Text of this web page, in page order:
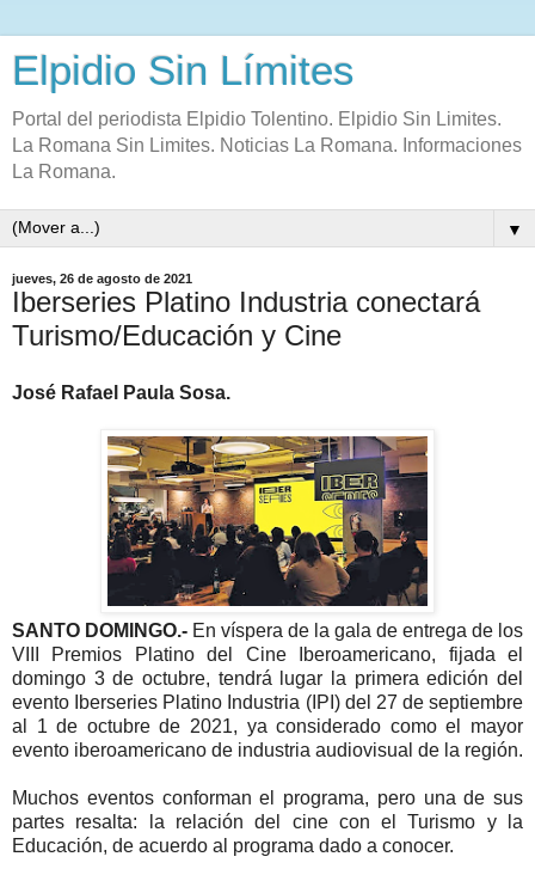
Elpidio Sin Límites
Portal del periodista Elpidio Tolentino. Elpidio Sin Limites.
La Romana Sin Limites. Noticias La Romana. Informaciones
La Romana.
▼
jueves, 26 de agosto de 2021
Iberseries Platino Industria conectará
Turismo/Educación y Cine
José Rafael Paula Sosa.
SANTO DOMINGO.- En víspera de la gala de entrega de los
VIII Premios Platino del Cine Iberoamericano, fijada el
domingo 3 de octubre, tendrá lugar la primera edición del
evento Iberseries Platino Industria (IPI) del 27 de septiembre
al 1 de octubre de 2021, ya considerado como el mayor
evento iberoamericano de industria audiovisual de la región.
Muchos eventos conforman el programa, pero una de sus
partes resalta: la relación del cine con el Turismo y la
Educación, de acuerdo al programa dado a conocer.